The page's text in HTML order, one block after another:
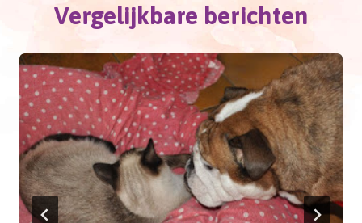
Vergelijkbare berichten